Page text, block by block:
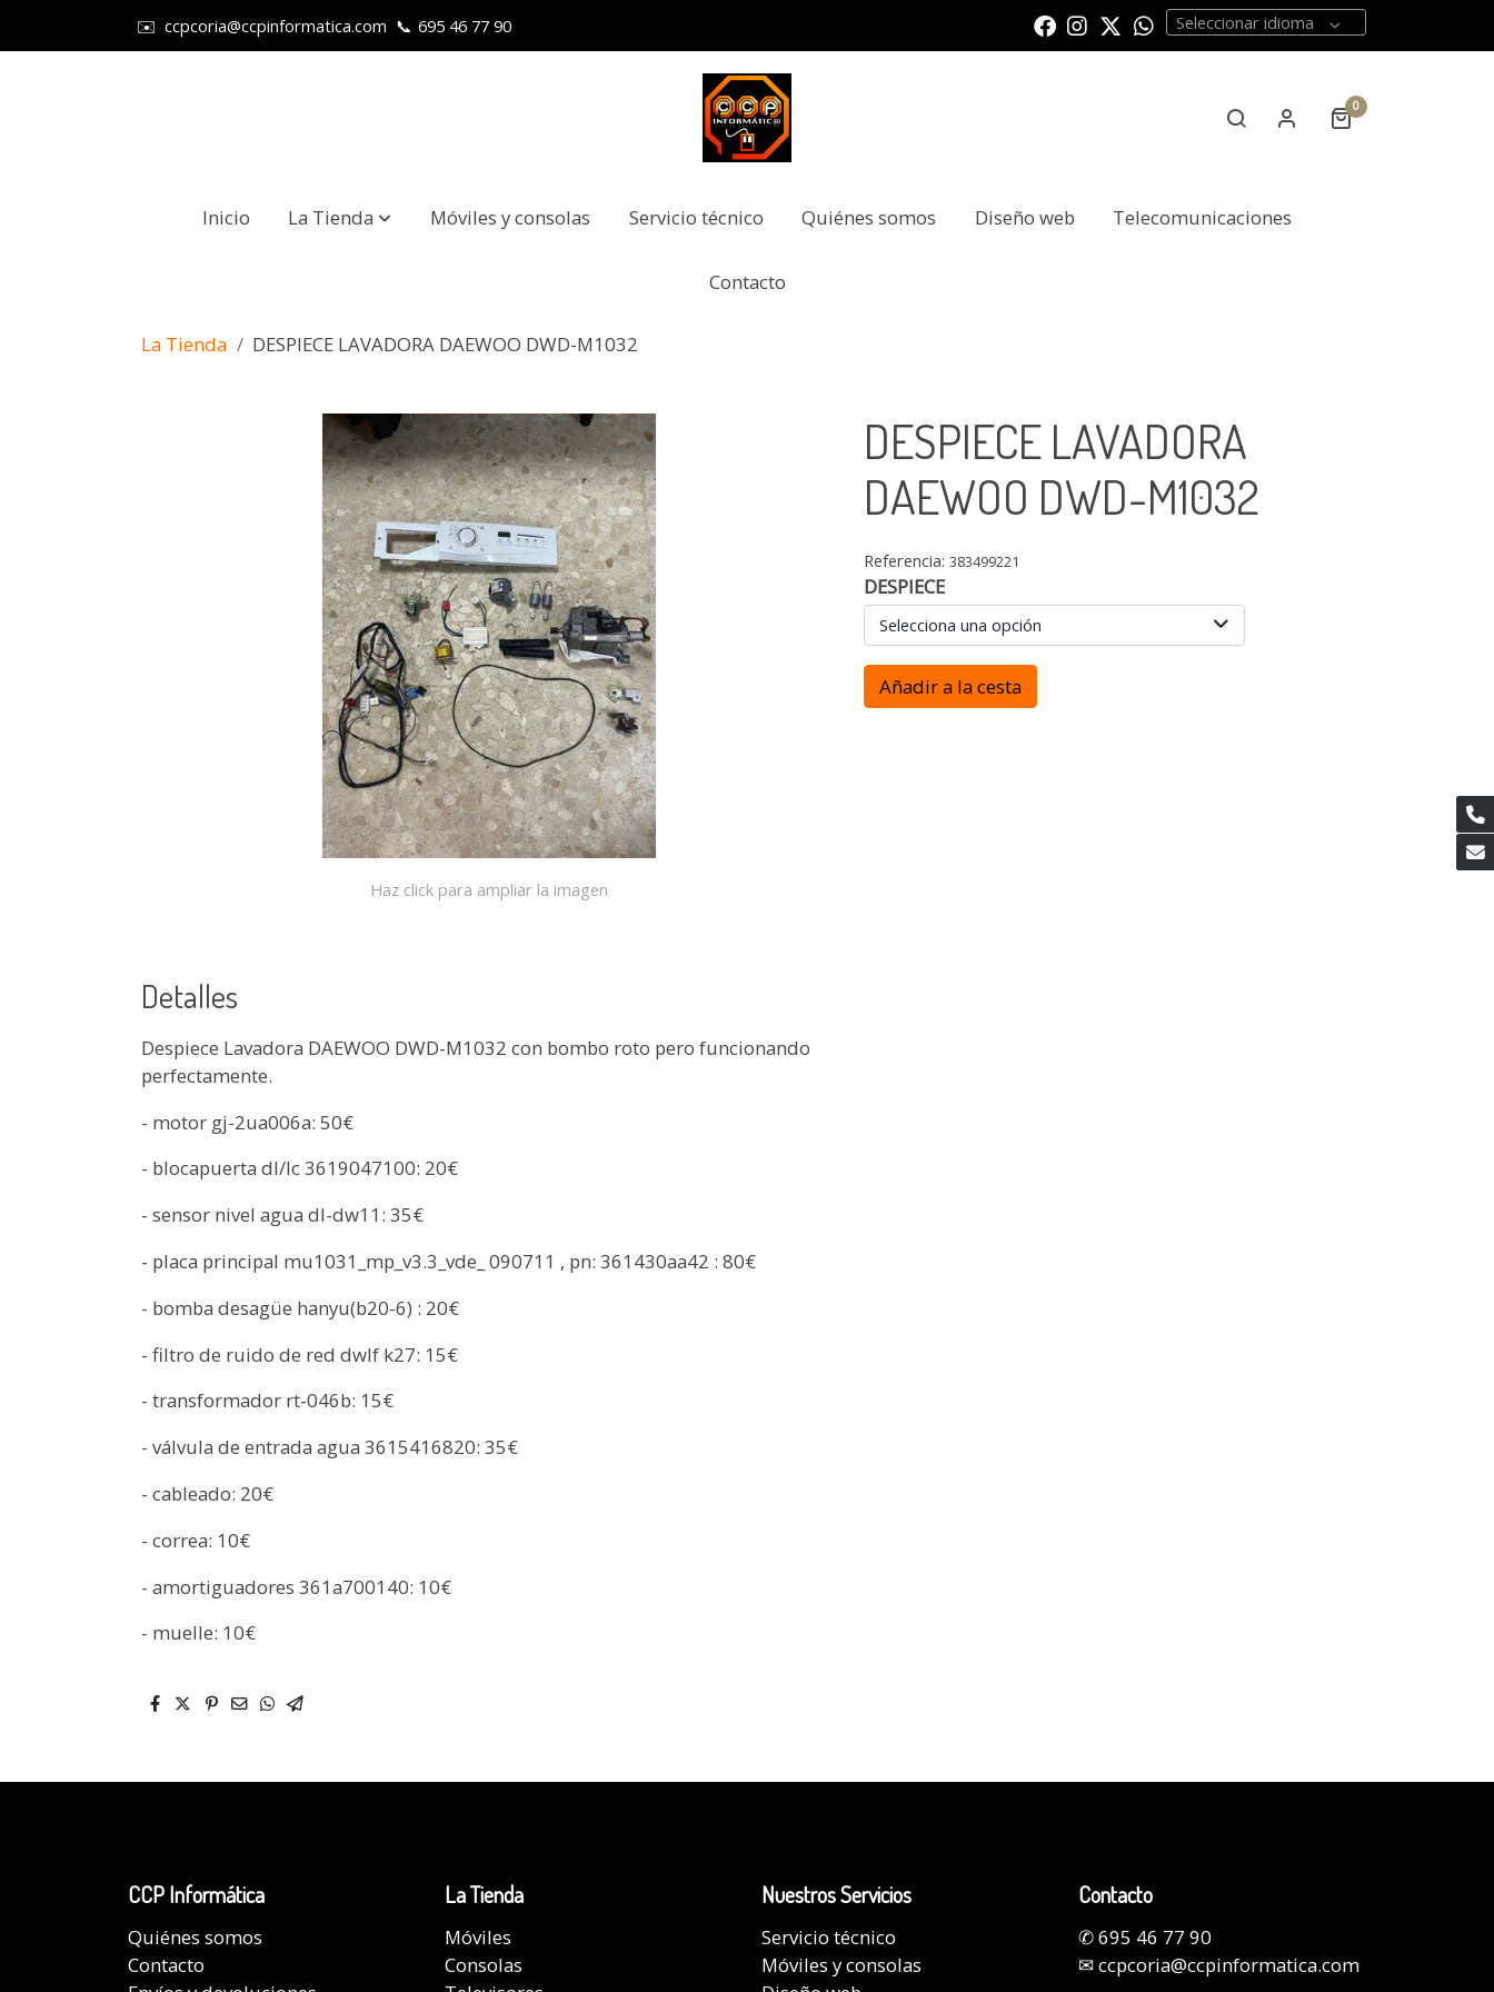
✉️ ccpcoria@ccpinformatica.com 📞 695 46 77 90 Seleccionar idioma
0
Inicio La Tienda Móviles y consolas Servicio técnico Quiénes somos Diseño web Telecomunicaciones
Contacto
La Tienda DESPIECE LAVADORA DAEWOO DWD-M1032
Haz click para ampliar la imagen
Detalles
Despiece Lavadora DAEWOO DWD-M1032 con bombo roto pero funcionando
perfectamente.
- motor gj-2ua006a: 50€
- blocapuerta dl/lc 3619047100: 20€
- sensor nivel agua dl-dw11: 35€
- placa principal mu1031_mp_v3.3_vde_ 090711 , pn: 361430aa42 : 80€
- bomba desagüe hanyu(b20-6) : 20€
- filtro de ruido de red dwlf k27: 15€
- transformador rt-046b: 15€
- válvula de entrada agua 3615416820: 35€
- cableado: 20€
- correa: 10€
- amortiguadores 361a700140: 10€
- muelle: 10€
DESPIECE LAVADORA
DAEWOO DWD-M1032
Referencia:383499221
DESPIECE
Selecciona una opción
Añadir a la cesta
CCP Informática
Quiénes somos
Contacto
La Tienda
Móviles
Consolas
Nuestros Servicios
Servicio técnico
Móviles y consolas
Contacto
✆695 46 77 90
✉ccpcoria@ccpinformatica.com